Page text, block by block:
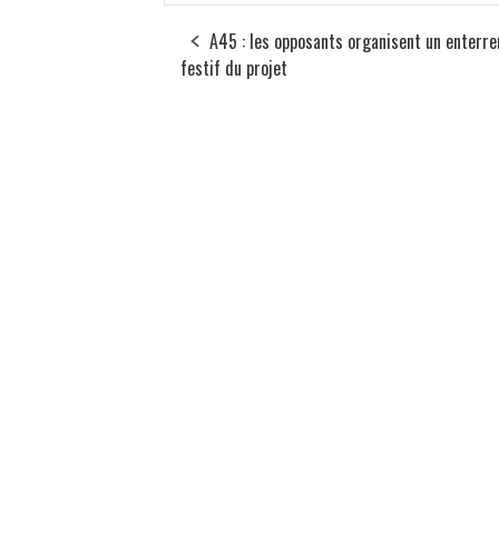
A45 : les opposants organisent un
festif du projet